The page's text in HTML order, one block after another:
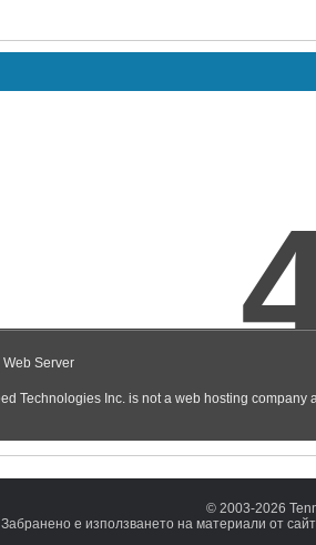
© 2003-2026
Забранено е използването на материали от